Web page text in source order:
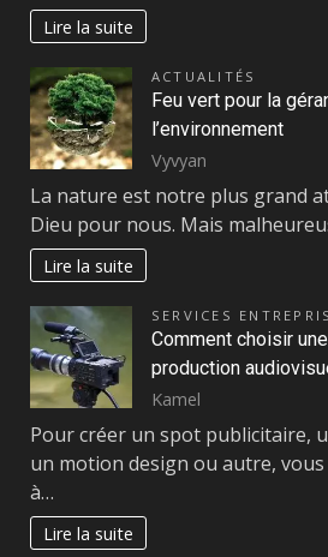
Lire la suite
ACTUALITÉS
Feu vert pour la
l’environnement
Vyvyan
La nature est notre plus grand
Dieu pour nous. Mais
Lire la suite
SERVICES
Comment choisir
production
Kamel
Pour créer un spot publicitaire,
un motion design ou autre,
à…
Lire la suite